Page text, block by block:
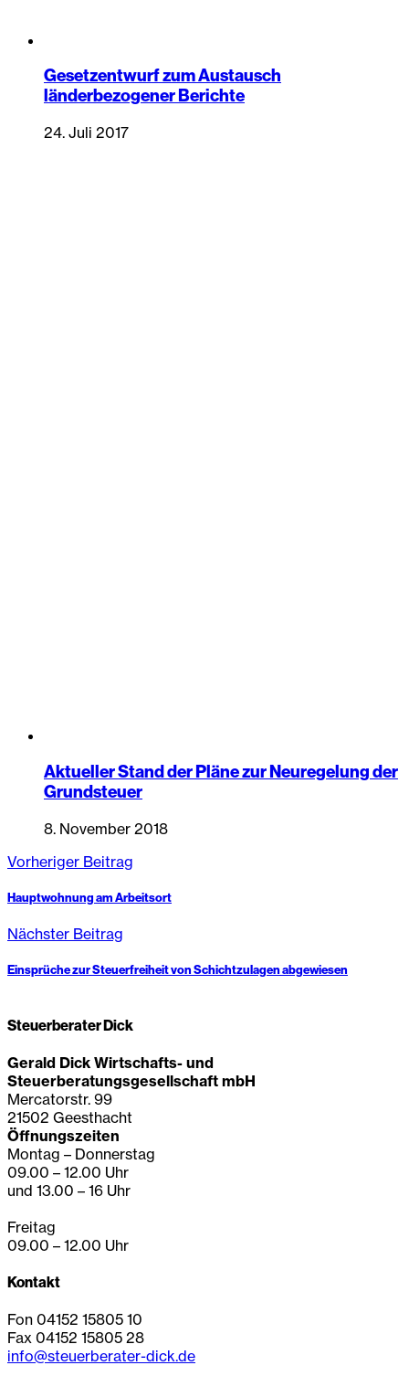
Gesetzentwurf zum Austausch
länderbezogener Berichte
24. Juli 2017
Aktueller Stand der Pläne zur Neuregelung der
Grundsteuer
8. November 2018
Vorheriger Beitrag
Hauptwohnung am Arbeitsort
Nächster Beitrag
Einsprüche zur Steuerfreiheit von Schichtzulagen abgewiesen
Steuerberater Dick
Gerald Dick Wirtschafts- und
Steuerberatungsgesellschaft mbH
Mercatorstr. 99
21502 Geesthacht
Öffnungszeiten
Montag – Donnerstag
09.00 – 12.00 Uhr
und 13.00 – 16 Uhr
Freitag
09.00 – 12.00 Uhr
Kontakt
Fon 04152 15805 10
Fax 04152 15805 28
info@steuerberater-dick.de